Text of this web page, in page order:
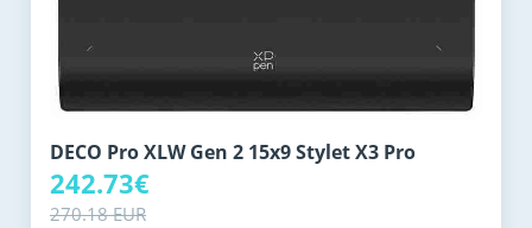
DECO Pro XLW Gen 2 15x9 Stylet X3 Pro
242.73€
270.18 EUR